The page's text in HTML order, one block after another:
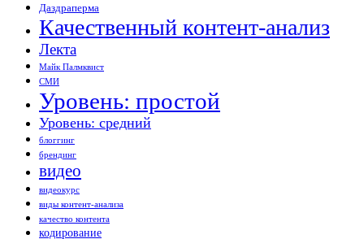
Даздраперма
Качественный контент-анализ
Лекта
Майк Палмквист
СМИ
Уровень: простой
Уровень: средний
блоггинг
брендинг
видео
видеокурс
виды контент-анализа
качество контента
кодирование